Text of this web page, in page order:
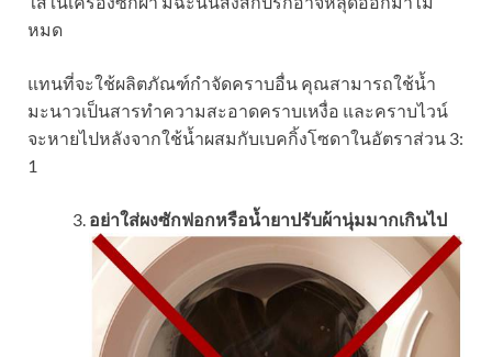
หมด
แทนที่จะใช้ผลิตภัณฑ์กำจัดคราบอื่น คุณสามารถใช้น้ำ
มะนาวเป็นสารทำความสะอาดคราบเหงื่อ และคราบไวน์
จะหายไปหลังจากใช้น้ำผสมกับเบคกิ้งโซดาในอัตราส่วน 3:
1
อย่าใส่ผงซักฟอกหรือน้ำยาปรับผ้านุ่มมากเกินไป